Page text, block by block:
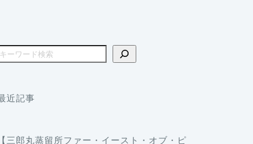
近記事
【三郎丸蒸留所ファー・イースト・オブ・ピ